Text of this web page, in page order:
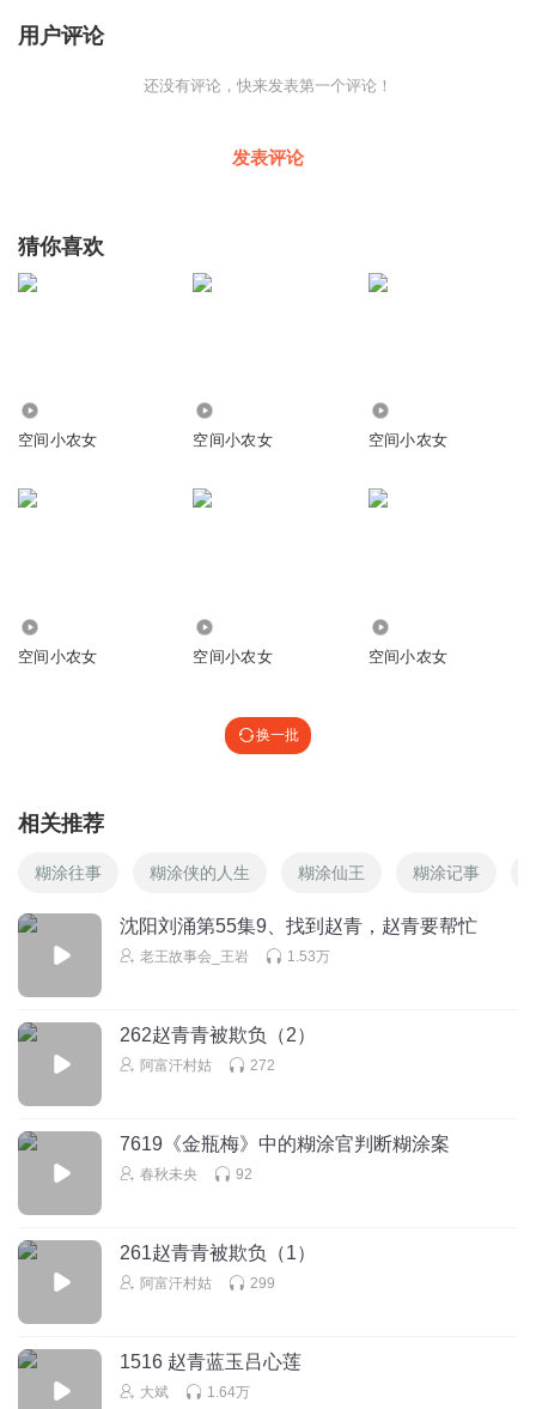
用户评论
还没有评论，快来发表第一个评论！
发表评论
猜你喜欢
空间小农女 空间小农女 空间小农女
空间小农女 空间小农女 空间小农女
换一批
相关推荐
糊涂往事 糊涂侠的人生 糊涂仙王 糊涂记事
沈阳刘涌第55集9、找到赵青，赵青要帮忙
老王故事会_王岩 1.53万
262赵青青被欺负（2）
阿富汗村姑 272
7619《金瓶梅》中的糊涂官判断糊涂案
春秋未央 92
261赵青青被欺负（1）
阿富汗村姑 299
1516 赵青蓝玉吕心莲
大斌 1.64万